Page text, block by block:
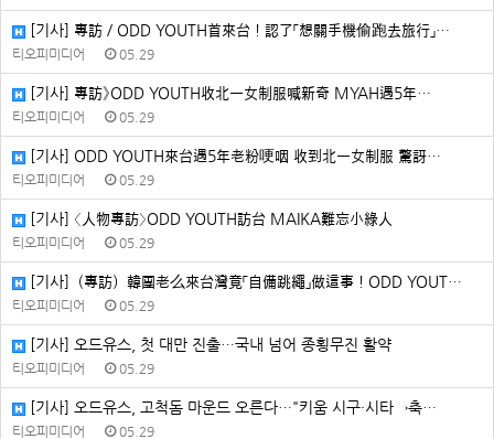
[기사] 專訪／ODD YOUTH首來台！認了「想關手機偷跑去旅行」…
티오피미디어 05.29
[기사] 專訪》ODD YOUTH收北一女制服喊新奇 MYAH遇5年…
티오피미디어 05.29
[기사] ODD YOUTH來台遇5年老粉哽咽 收到北一女制服 驚訝…
티오피미디어 05.29
[기사] 〈人物專訪〉ODD YOUTH訪台 MAIKA難忘小綠人
티오피미디어 05.29
[기사]（專訪）韓團老么來台灣竟「自備跳繩」做這事！ODD YOUT…
티오피미디어 05.29
[기사] 오드유스, 첫 대만 진출…국내 넘어 종횡무진 활약
티오피미디어 05.29
[기사] 오드유스, 고척돔 마운드 오른다…"키움 시구·시타→축…
티오피미디어 05.29